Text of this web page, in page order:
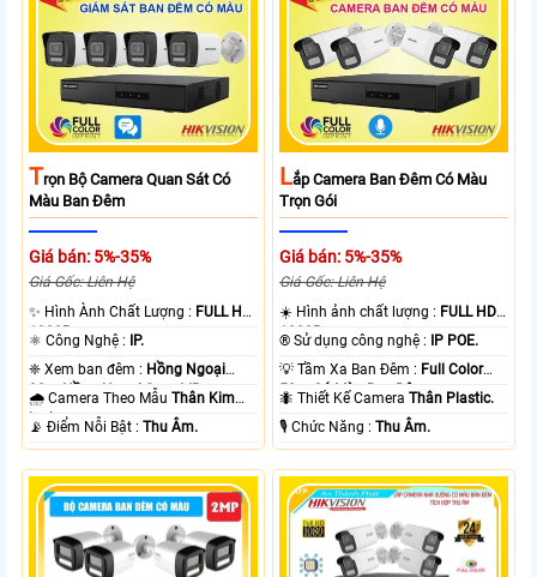
TRọn Bộ Camera Quan Sát Có
Màu Ban Đêm
Giá bán: 5%-35%
Giá Gốc: Liên Hệ
✨ Hình Ành Chất Lượng : FULL HD
1080P .
⚛️ Công Nghệ : IP.
❈ Xem ban đêm : Hồng Ngoại
30m Hồng Ngoại Smart IR.
🌧️ Camera Theo MẫuThân Kim
loại.
️📡 Điểm Nỗi Bật :Thu Âm.
LẮp Camera Ban Đêm Có Màu
Trọn Gói
Giá bán: 5%-35%
Giá Gốc: Liên Hệ
☀️ Hình ảnh chất lượng : FULL HD
1080P .
®️ Sử dụng công nghệ : IP POE.
💡 Tầm Xa Ban Đêm : Full Color
50m Có Màu Ban Ðêm.
🐜 Thiết Kế CameraThân Plastic.
️🎙 Chức Năng :Thu Âm.